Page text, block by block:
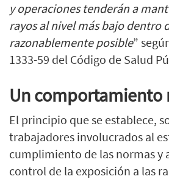
y operaciones tenderán a
rayos al nivel más bajo dentro
razonablemente posible”
1333-59 del Código de Salud
Un comportamiento
El principio que se establece,
trabajadores involucrados al
cumplimiento de las normas y
control de la exposición a las